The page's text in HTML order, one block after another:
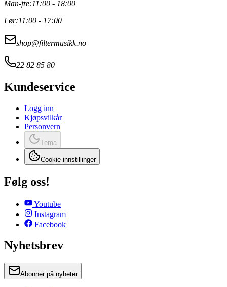
Man-fre:11:00 - 18:00
Lør:11:00 - 17:00
shop@filtermusikk.no
22 82 85 80
Kundeservice
Logg inn
Kjøpsvilkår
Personvern
Tema
Cookie-innstillinger
Følg oss!
Youtube
Instagram
Facebook
Nyhetsbrev
Abonner på nyheter